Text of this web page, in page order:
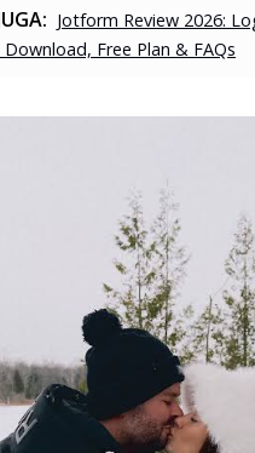
Jotform Review 2026:
Free Plan & FAQs